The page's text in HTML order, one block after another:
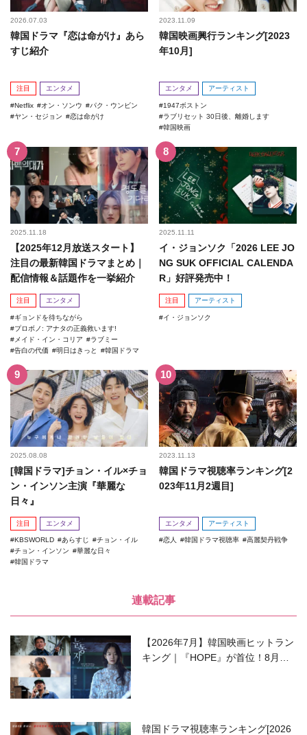
2026.07.03
韓国ドラマ『恋は命がけ』あら
すじ紹介
注目 エンタメ
Netflix オン・ソンウ
パク・ウンビン
ヤン・セジョン
恋は命がけ
2023.11.09
韓国映画興行ランキング[2023
年10月]
エンタメ アーティスト
1947ボストン
ラブリセット 30日後、離婚します
韓国映画
2025.11.18
【2025年12月放送スタート】
注目の最新韓国ドラマまとめ｜
配信情報＆話題作を一挙紹介
注目 エンタメ
ギョンドを待ちながら
プロボノ: アナタの正義救います!
メイド・イン・コリア
ラブミー
告白の代価
明日はきっと 韓国ドラマ
2025.11.11
イ・ジョンソク「2026 LEE JO
NG SUK OFFICIAL CALENDA
R」好評発売中！
注目 アーティスト
イ・ジョンソク
2025.08.08
[韓国ドラマ]チョン・イル×チョ
ン・インソン主演『華麗な
日々』
注目 エンタメ
KBSWORLD あらすじ
チョン・イル
チョン・インソン
華麗な日々
韓国ドラマ
2023.11.13
韓国ドラマ視聴率ランキング[2
023年11月2週目]
エンタメ アーティスト
恋人 韓国ドラマ視聴率 高麗契丹戦争
連載記事
【2026年7月】韓国映画ヒットラン
キング｜『HOPE』が首位！8月公
韓国ドラマ視聴率ランキング[2026